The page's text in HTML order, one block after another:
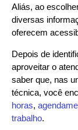
Aliás, ao
diversas
oferecem
Depois de
aproveitar o
saber que, nas
técnica, você
horas,
trabalho.